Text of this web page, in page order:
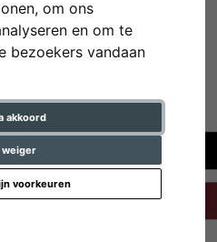
om ons
en om te
bezoekers vandaan
akkoord
weiger
voorkeuren